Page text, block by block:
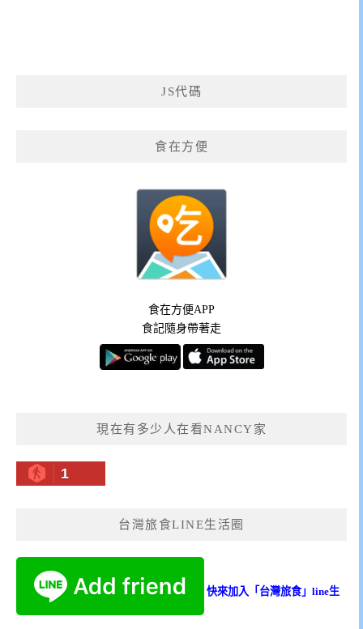
JS代碼
食在方便
食在方便APP
食記隨身帶著走
現在有多少人在看NANCY家
1
台灣旅食LINE生活圈
快來加入「台灣旅食」line生